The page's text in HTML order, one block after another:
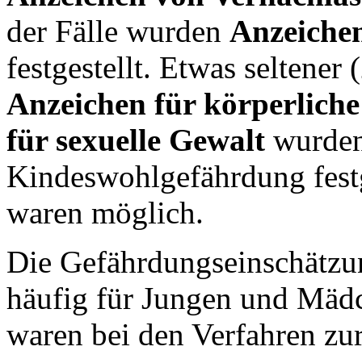
der Fälle wurden
festgestellt. Etwas
Anzeichen für
für sexuelle Gewalt
Kindeswohlgefährdung
waren möglich.
Die
häufig für Jungen und
waren bei den Verfahren